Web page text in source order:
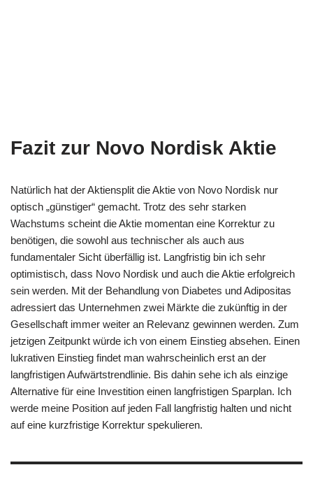
Fazit zur Novo Nordisk Aktie
Natürlich hat der Aktiensplit die Aktie von Novo Nordisk nur
optisch „günstiger“ gemacht. Trotz des sehr starken
Wachstums scheint die Aktie momentan eine Korrektur zu
benötigen, die sowohl aus technischer als auch aus
fundamentaler Sicht überfällig ist. Langfristig bin ich sehr
optimistisch, dass Novo Nordisk und auch die Aktie erfolgreich
sein werden. Mit der Behandlung von Diabetes und Adipositas
adressiert das Unternehmen zwei Märkte die zukünftig in der
Gesellschaft immer weiter an Relevanz gewinnen werden. Zum
jetzigen Zeitpunkt würde ich von einem Einstieg absehen. Einen
lukrativen Einstieg findet man wahrscheinlich erst an der
langfristigen Aufwärtstrendlinie. Bis dahin sehe ich als einzige
Alternative für eine Investition einen langfristigen Sparplan. Ich
werde meine Position auf jeden Fall langfristig halten und nicht
auf eine kurzfristige Korrektur spekulieren.